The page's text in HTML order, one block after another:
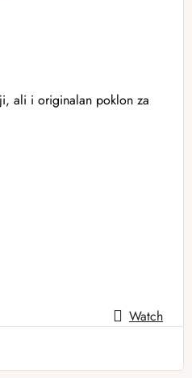
ali i originalan poklon za
Watch